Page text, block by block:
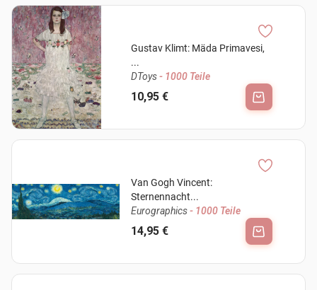
Gustav Klimt: Mäda Primavesi,
...
DToys- 1000 Teile
10,95 €
Van Gogh Vincent:
Sternennacht...
Eurographics- 1000 Teile
14,95 €